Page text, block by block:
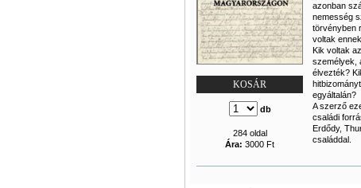
KOSÁR
db
284 oldal
Ára: 3000 Ft
azonban
nemesség
törvényben
voltak
Kik voltak
személyek,
élvezték?
egyáltalán?
A szerző
családi
Erdődy,
családdal.